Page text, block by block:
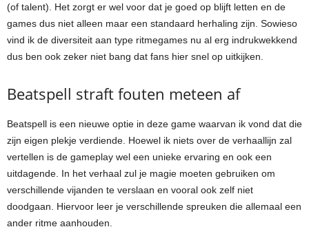
(of talent). Het zorgt er wel voor dat je goed op blijft letten en de
games dus niet alleen maar een standaard herhaling zijn. Sowieso
vind ik de diversiteit aan type ritmegames nu al erg indrukwekkend
dus ben ook zeker niet bang dat fans hier snel op uitkijken.
Beatspell straft fouten meteen af
Beatspell is een nieuwe optie in deze game waarvan ik vond dat die
zijn eigen plekje verdiende. Hoewel ik niets over de verhaallijn zal
vertellen is de gameplay wel een unieke ervaring en ook een
uitdagende. In het verhaal zul je magie moeten gebruiken om
verschillende vijanden te verslaan en vooral ook zelf niet
doodgaan. Hiervoor leer je verschillende spreuken die allemaal een
ander ritme aanhouden.